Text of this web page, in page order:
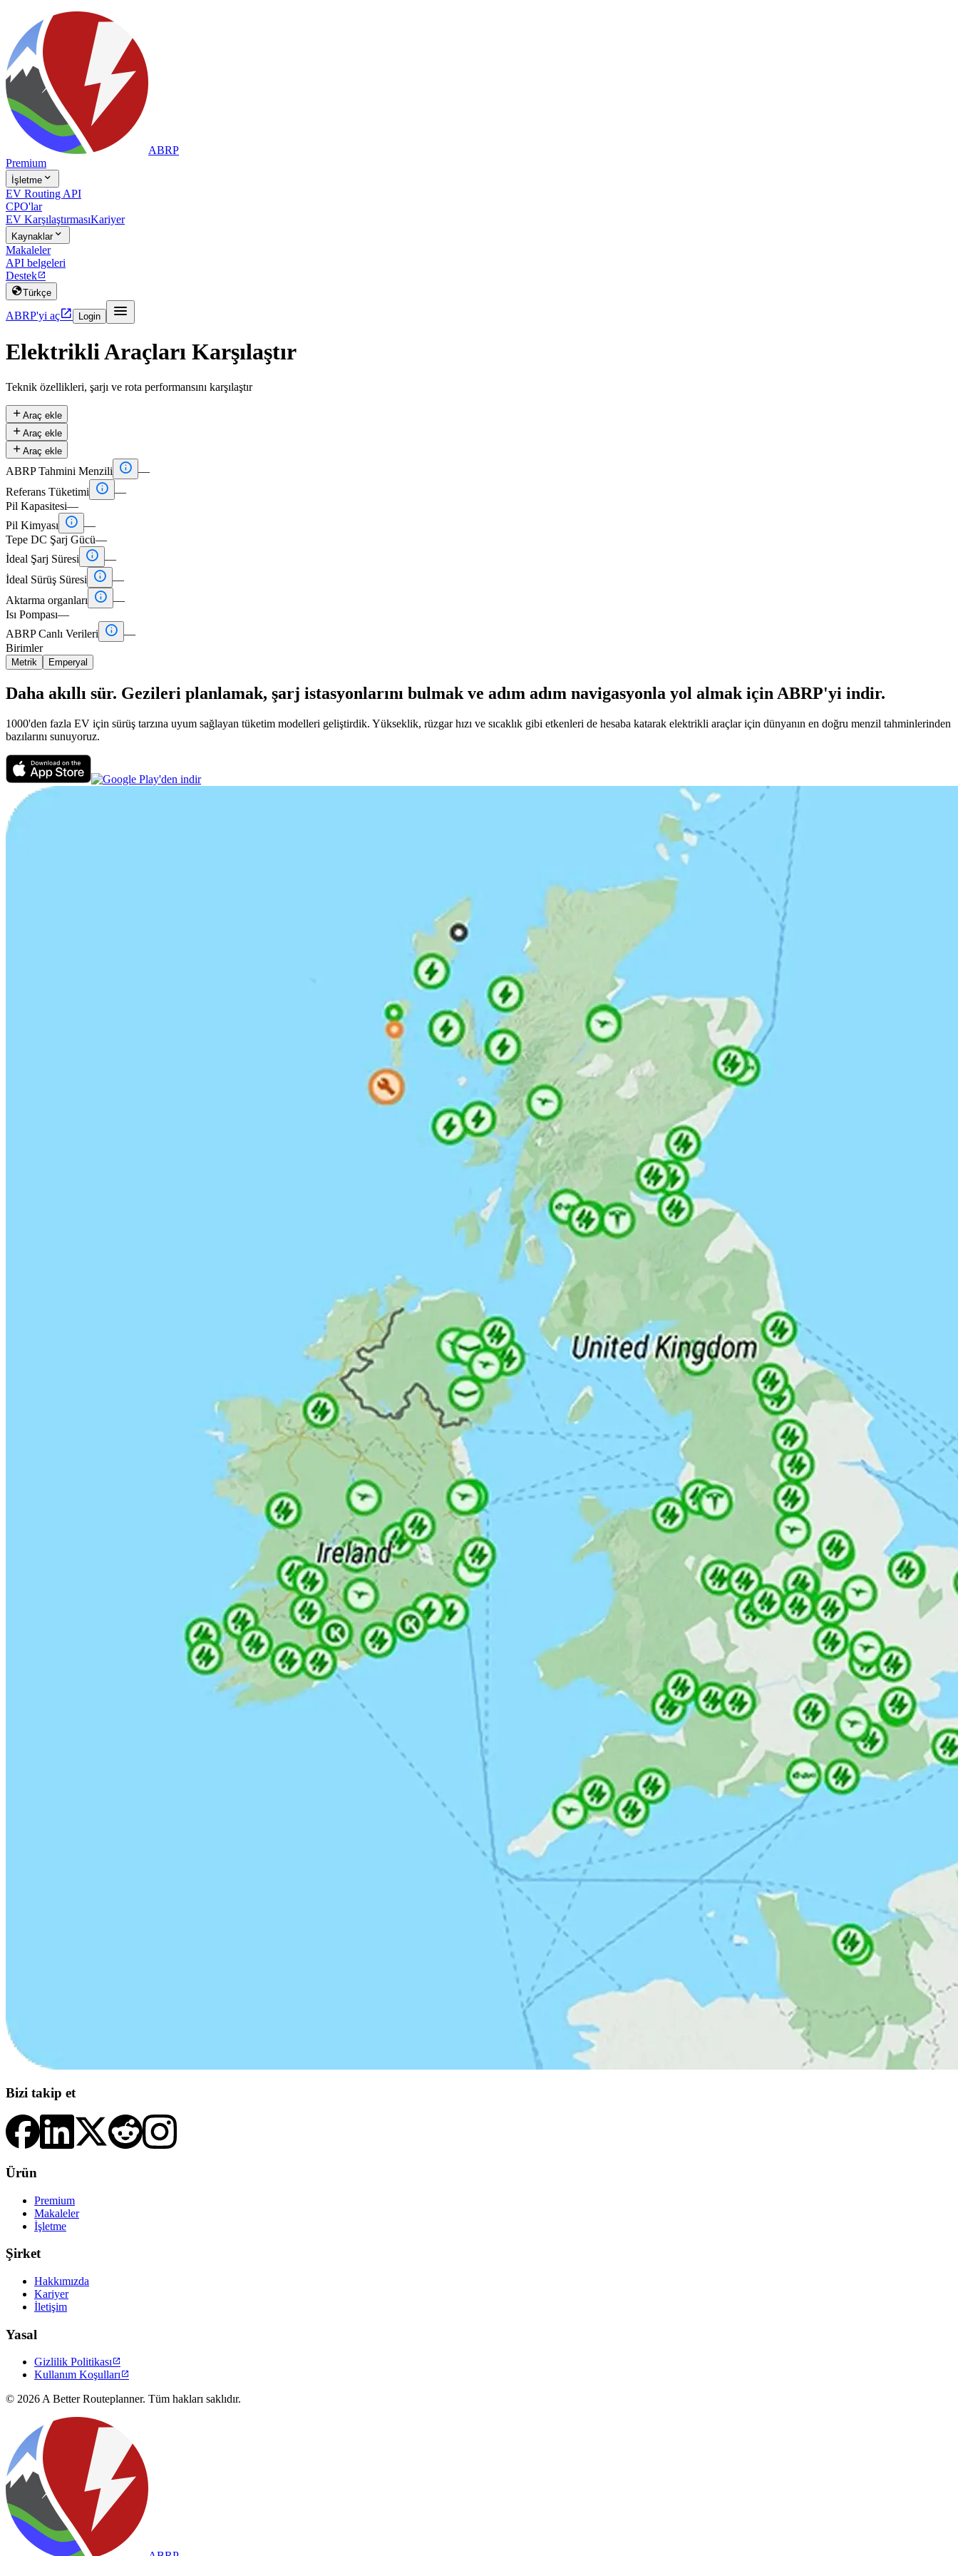
ABRP
Premium
İşletme 
EV Routing API
CPO'lar
EV KarşılaştırmasıKariyer
Kaynaklar
Makaleler
API belgeleri
Destek
Türkçe
ABRP'yi aç Login 
Elektrikli Araçları Karşılaştır
Teknik özellikleri, şarjı ve rota performansını karşılaştır
 Araç ekle
 Araç ekle
 Araç ekle
ABRP Tahmini Menzili  —
Referans Tüketimi
 —
Pil Kapasitesi—
Pil Kimyası
 —
Tepe DC Şarj Gücü—
İdeal Şarj Süresi
 —
İdeal Sürüş Süresi
 —
Aktarma organları
 —
Isı Pompası—
ABRP Canlı Verileri
 —
Birimler
Metrik Emperyal
Daha akıllı sür. Gezileri planlamak, şarj istasyonlarını bulmak ve adım adım navigasyonla yol almak için ABRP'yi indir.
1000'den fazla EV için sürüş tarzına uyum sağlayan tüketim modelleri geliştirdik. Yükseklik, rüzgar hızı ve sıcaklık gibi etkenleri de hesaba katarak elektrikli araçlar için dünyanın en doğru menzil tahminlerinden
bazılarını sunuyoruz.
Bizi takip et
Ürün
Premium
Makaleler
İşletme
Şirket
Hakkımızda
Kariyer
İletişim
Yasal
Gizlilik Politikası
Kullanım Koşulları
© 2026 A Better Routeplanner. Tüm hakları saklıdır.